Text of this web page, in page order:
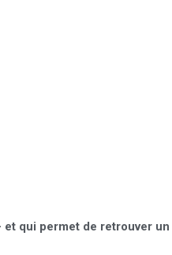
qui permet de retrouver